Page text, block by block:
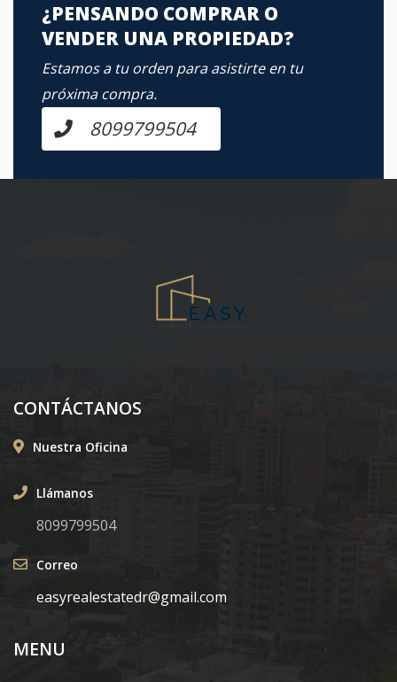
¿PENSANDO COMPRAR O
VENDER UNA PROPIEDAD?
Estamos a tu orden para asistirte en tu
próxima compra.
8099799504
CONTÁCTANOS
Nuestra Oficina
Llámanos
8099799504
Correo
easyrealestatedr@gmail.com
MENU